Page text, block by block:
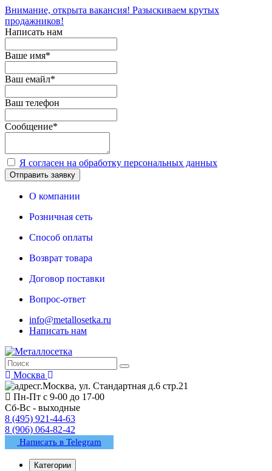
Внимание, открыта вакансия! Разыскиваем крутых
продажников!
Написать нам
Ваше имя*
Ваш емайл*
Ваш телефон
Сообщение*
Я согласен на обработку персональных данных
Отправить заявку
О компании
Розничная сеть
Способ оплаты
Возврат товара
Договор поставки
Вопрос-ответ
info@metallosetka.ru
Написать нам
Москва
г.Москва, ул. Стандартная д.6 стр.21
Пн-Пт с 9-00 до 17-00
Сб-Вс - выходные
8 (495) 921-44-63
8 (906) 064-82-42
Написать в Telegram
Категории